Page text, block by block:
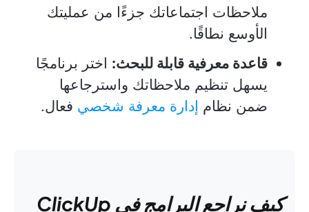
ملاحظات اجتماعاتك جزءًا من عمليتك
الأوسع نطاقًا.
قاعدة معرفية قابلة للبحث: اختر برنامجًا
يسهل تنظيم ملاحظاتك واسترجاعها
ضمن نظام إدارة معرفة شخصي فعال.
كيف نراجع البرامج في ClickUp